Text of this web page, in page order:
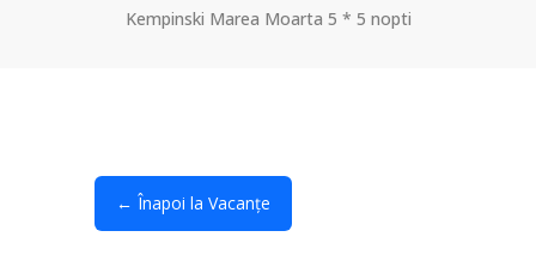
Kempinski Marea Moarta 5 * 5 nopti
← Înapoi la Vacanțe